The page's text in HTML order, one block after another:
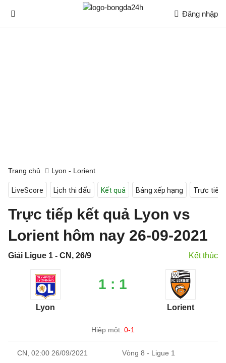
Đăng nhập
Trang chủ Lyon - Lorient
LiveScore Lịch thi đấu Kết quả Bảng xếp hạng Trực tiếp
Trực tiếp kết quả Lyon vs
Lorient hôm nay 26-09-2021
Giải Ligue 1 - CN, 26/9 Kết thúc
Lyon
1 : 1
Lorient
Hiệp một: 0-1
CN, 02:00 26/09/2021
Vòng 8 - Ligue 1